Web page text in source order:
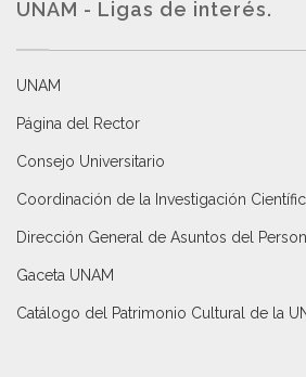
UNAM - Ligas de interés.
UNAM
Página del Rector
Consejo Universitario
Coordinación de la Investigación
Dirección General de Asuntos del
Gaceta UNAM
Catálogo del Patrimonio Cultural de la